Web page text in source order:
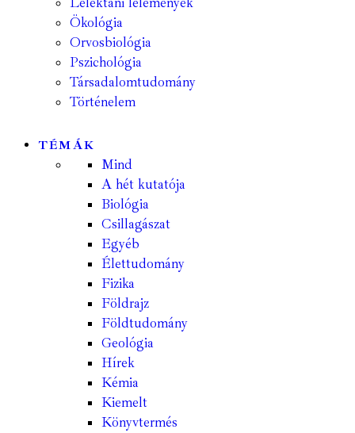
Ökológia
Orvosbiológia
Pszichológia
Társadalomtudomány
Történelem
TÉMÁK
Mind
A hét kutatója
Biológia
Csillagászat
Egyéb
Élettudomány
Fizika
Földrajz
Földtudomány
Geológia
Hírek
Kémia
Kiemelt
Könyvtermés